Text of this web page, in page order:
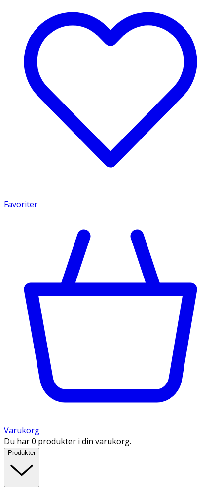
Favoriter
Varukorg
Du har 0 produkter i din varukorg.
Produkter